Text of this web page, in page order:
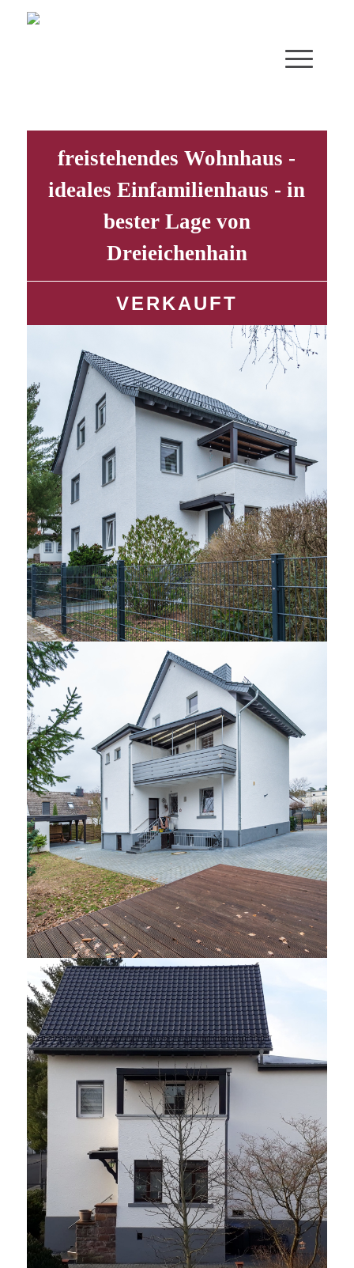
freistehendes Wohnhaus -
ideales Einfamilienhaus - in
bester Lage von
Dreieichenhain
VERKAUFT